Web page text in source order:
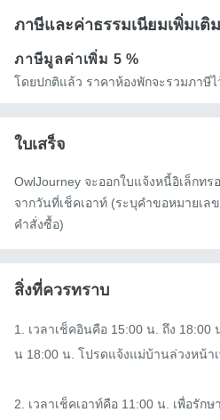
ภาษีและค่าธรรมเนียมเพิ่มเติม
ภาษีมูลค่าเพิ่ม 5 %
โดยปกติแล้ว ราคาห้องพักจะรวมภาษีไ
ใบเสร็จ
OwlJourney จะออกใบแจ้งหนี้อิเล็กท
จากวันที่เช็คเอาท์ (ระบุคำขอหมายเล
คำสั่งซื้อ)
สิ่งที่ควรทราบ
1. เวลาเช็คอินคือ 15:00 น. ถึง
น 18:00 น. โปรดแจ้งแม่บ้านล่วงหน้า
2. เวลาเช็คเอาท์คือ 11:00 น. เพื่อรัก